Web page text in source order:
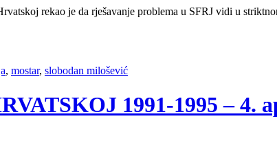
rekao je da rješavanje problema u SFRJ vidi u
, mostar, slobodan milošević
1991-1995 – 4.